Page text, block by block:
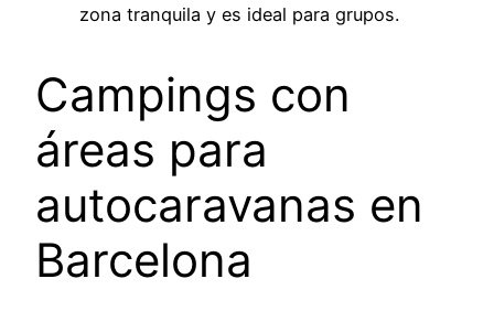
zona tranquila y es ideal para grupos.
Campings con
áreas para
autocaravanas en
Barcelona